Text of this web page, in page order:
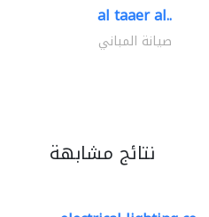
al taaer al..
صيانة المباني
نتائج مشابهة